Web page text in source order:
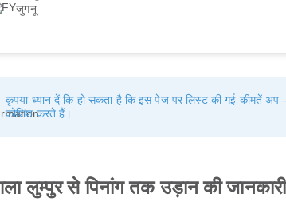
जुगनू
कृपया ध्यान दें कि हो सकता है कि इस पेज पर लिस्ट की गई कीमतें
कोशिश करते हैं।
लुम्पुर से पिनांग तक उड़ान की जानकारी